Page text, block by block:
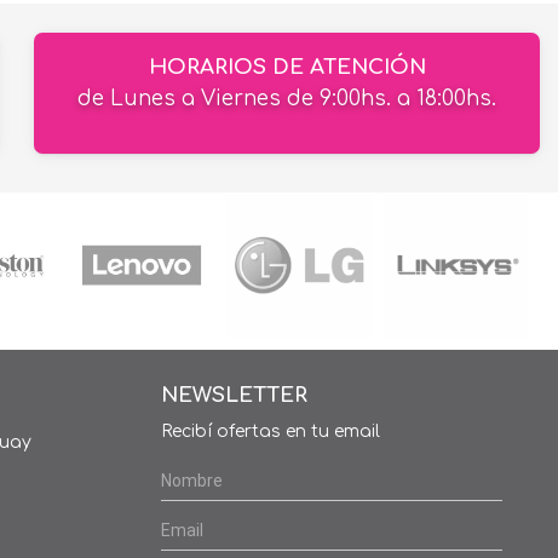
HORARIOS DE ATENCIÓN
de Lunes a Viernes de 9:00hs. a 18:00hs.
NEWSLETTER
Recibí ofertas en tu email